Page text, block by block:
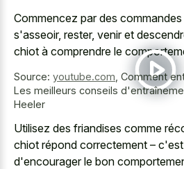
Commencez par des
s'asseoir, rester, venir et
chiot à comprendre le
Source: youtube.com Comment
Les meilleurs conseils
Heeler
Utilisez des friandises comme
chiot répond correctement –
d'encourager le bon